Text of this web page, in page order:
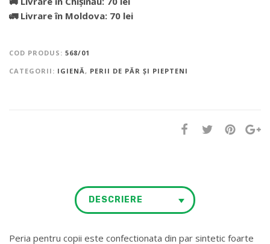
🚛 Livrare în Moldova: 70 lei
COD PRODUS: 568/01
CATEGORII: IGIENĂ , PERII DE PĂR ȘI PIEPTENI
DESCRIERE
Peria pentru copii este confectionata din par sintetic foarte